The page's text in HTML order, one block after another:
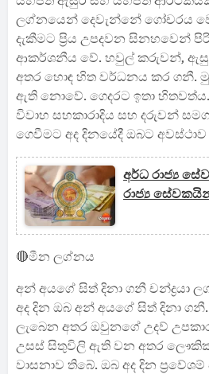
ලග්නයෙන් දෙවැන්නේ ගෝචරය
දැකීමට ප්‍රිය උපදවන සිනහවෙන්
ආකර්ශනීය වේ. හවුල් කරුවන්,
අතර හොඳ හිත වර්ධනය කර ගනී.
ඇති නොවේ. ගෙදරට ඉතා
විවාහ සහකාරාදිය සහ දරුවන්
ගෙවීමට අද දිනයේදී ඔබට අවස්ථාව
අර්ධ රාජ්‍ය
රාජ්‍ය
🔴මීන ලග්නය
අන් අයගේ සිත් දිනා ගනී චන්ද්‍රයා
අද දින ඔබ අන් අයගේ සිත් දිනා
ලැබෙන අතර ඔවුනගේ උදව්
උසස් සිතුවිලි ඇති වන අතර ලෞකික
වාසනාව ති‍බේ. ඔබ අද දින